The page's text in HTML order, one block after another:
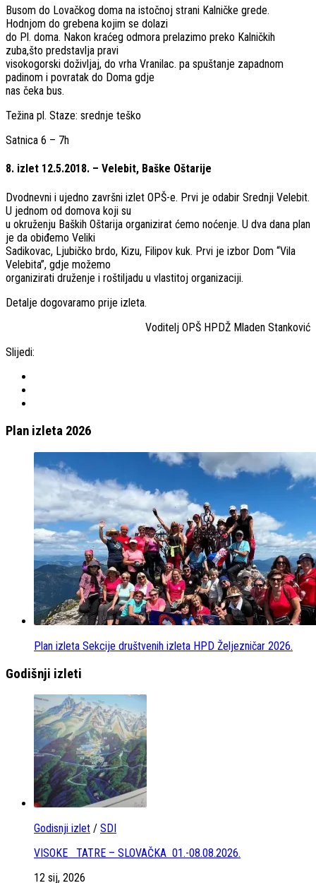
Busom do Lovačkog doma na istočnoj strani Kalničke grede.
Hodnjom do grebena kojim se dolazi
do Pl. doma. Nakon kraćeg odmora prelazimo preko Kalničkih
zuba,što predstavlja pravi
visokogorski doživljaj, do vrha Vranilac. pa spuštanje zapadnom
padinom i povratak do Doma gdje
nas čeka bus.
Težina pl. Staze: srednje teško
Satnica 6 – 7h
8. izlet 12.5.2018. – Velebit, Baške Oštarije
Dvodnevni i ujedno završni izlet OPŠ-e. Prvi je odabir Srednji Velebit.
U jednom od domova koji su
u okruženju Baških Oštarija organizirat ćemo noćenje. U dva dana plan
je da obiđemo Veliki
Sadikovac, Ljubičko brdo, Kizu, Filipov kuk. Prvi je izbor Dom “Vila
Velebita”, gdje možemo
organizirati druženje i roštiljadu u vlastitoj organizaciji.
Detalje dogovaramo prije izleta.
Voditelj OPŠ HPDŽ Mladen Stanković
Slijedi:
Plan izleta 2026
Plan izleta Sekcije društvenih izleta HPD Željezničar 2026.
Godišnji izleti
Godisnji izlet / SDI
VISOKE TATRE – SLOVAČKA 01.-08.08.2026.
12 sij, 2026